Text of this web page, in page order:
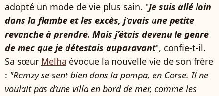
adopté un mode de vie plus sain. "Je suis allé loin
dans la flambe et les excès, j’avais une petite
revanche à prendre. Mais j’étais devenu le genre
de mec que je détestais auparavant", confie-t-il.
Sa sœur Melha évoque la nouvelle vie de son frère
: "Ramzy se sent bien dans la pampa, en Corse. Il ne
voulait pas d’une villa en bord de mer, comme les